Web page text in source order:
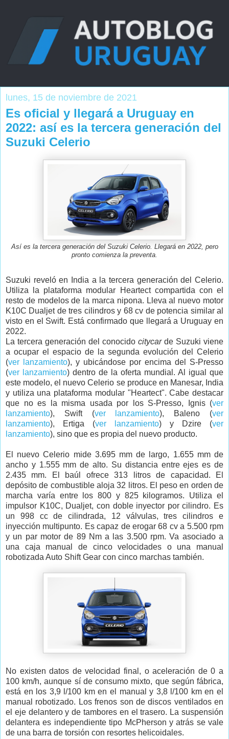
lunes, 15 de noviembre de 2021
Es oficial y llegará a Uruguay en
2022: así es la tercera generación del
Suzuki Celerio
Así es la tercera generación del Suzuki Celerio. Llegará en 2022, pero
pronto comienza la preventa.
Suzuki reveló en India a la tercera generación del Celerio.
Utiliza la plataforma modular Heartect compartida con el
resto de modelos de la marca nipona. Lleva al nuevo motor
K10C Dualjet de tres cilindros y 68 cv de potencia similar al
visto en el Swift. Está confirmado que llegará a Uruguay en
2022.
La tercera generación del conocido citycarde Suzuki viene
a ocupar el espacio de la segunda evolución del Celerio
(ver lanzamiento), y ubicándose por encima del S-Presso
(ver lanzamiento) dentro de la oferta mundial. Al igual que
este modelo, el nuevo Celerio se produce en Manesar, India
y utiliza una plataforma modular "Heartect". Cabe destacar
que no es la misma usada por los S-Presso, Ignis (ver
lanzamiento), Swift (ver lanzamiento), Baleno (ver
lanzamiento), Ertiga (ver lanzamiento) y Dzire (ver
lanzamiento), sino que es propia del nuevo producto.
El nuevo Celerio mide 3.695 mm de largo, 1.655 mm de
ancho y 1.555 mm de alto. Su distancia entre ejes es de
2.435 mm. El baúl ofrece 313 litros de capacidad. El
depósito de combustible aloja 32 litros. El peso en orden de
marcha varía entre los 800 y 825 kilogramos. Utiliza el
impulsor K10C, Dualjet, con doble inyector por cilindro. Es
un 998 cc de cilindrada, 12 válvulas, tres cilindros e
inyección multipunto. Es capaz de erogar 68 cv a 5.500 rpm
y un par motor de 89 Nm a las 3.500 rpm. Va asociado a
una caja manual de cinco velocidades o una manual
robotizada Auto Shift Gear con cinco marchas también.
No existen datos de velocidad final, o aceleración de 0 a
100 km/h, aunque sí de consumo mixto, que según fábrica,
está en los 3,9 l/100 km en el manual y 3,8 l/100 km en el
manual robotizado. Los frenos son de discos ventilados en
el eje delantero y de tambores en el trasero. La suspensión
delantera es independiente tipo McPherson y atrás se vale
de una barra de torsión con resortes helicoidales.